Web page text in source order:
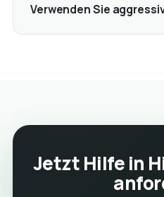
Verwenden Sie
Jetzt Hilfe in